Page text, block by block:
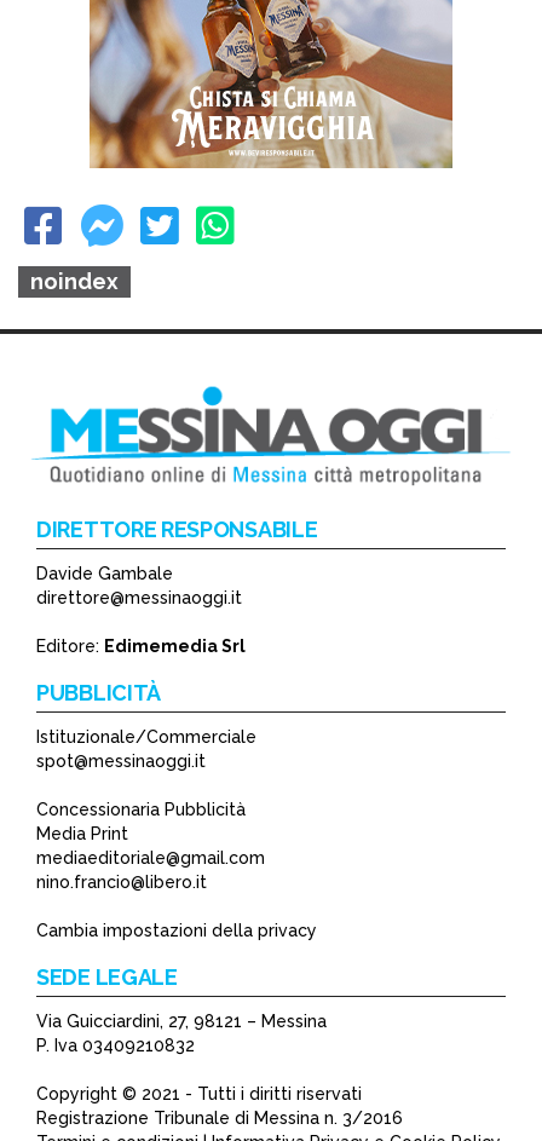
noindex
DIRETTORE RESPONSABILE
Davide Gambale
direttore@messinaoggi.it
Editore: Edimemedia Srl
PUBBLICITÀ
Istituzionale/Commerciale
spot@messinaoggi.it
Concessionaria Pubblicità
Media Print
mediaeditoriale@gmail.com
nino.francio@libero.it
Cambia impostazioni della privacy
SEDE LEGALE
Via Guicciardini, 27, 98121 – Messina
P. Iva 03409210832
Copyright © 2021 - Tutti i diritti riservati
Registrazione Tribunale di Messina n. 3/2016